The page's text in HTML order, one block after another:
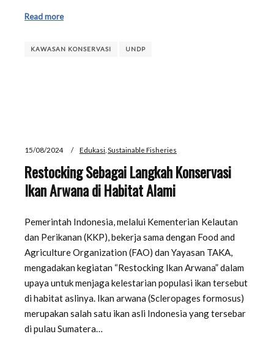
Read more
KAWASAN KONSERVASI UNDP
15/08/2024 Edukasi Sustainable Fisheries
Restocking Sebagai Langkah Konservasi
Ikan Arwana di Habitat Alami
Pemerintah Indonesia, melalui Kementerian Kelautan
dan Perikanan (KKP), bekerja sama dengan Food and
Agriculture Organization (FAO) dan Yayasan TAKA,
mengadakan kegiatan “Restocking Ikan Arwana” dalam
upaya untuk menjaga kelestarian populasi ikan tersebut
di habitat aslinya. Ikan arwana (Scleropages formosus)
merupakan salah satu ikan asli Indonesia yang tersebar
di pulau Sumatera…